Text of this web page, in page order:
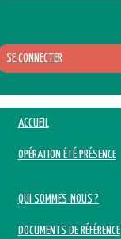
SE CONNECTER
ACCUEIL
OPÉRATION ÉTÉ PRÉSENCE
QUI SOMMES-NOUS ?
DOCUMENTS DE RÉFÉRENCE